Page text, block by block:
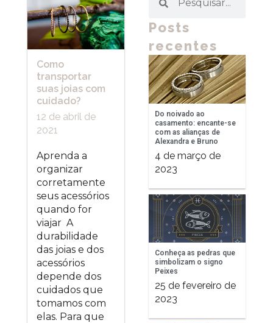
Como
transportar
suas joias com
cuidado?
12 de abril de
2021
Aprenda a
organizar
corretamente
seus acessórios
quando for
viajar A
durabilidade
das joias e dos
acessórios
depende dos
cuidados que
tomamos com
elas. Para que
Posts
recentes
Do noivado ao
casamento: encante-se
com as alianças de
Alexandra e Bruno
4 de março de
2023
Conheça as pedras que
simbolizam o signo
Peixes
25 de fevereiro de
2023